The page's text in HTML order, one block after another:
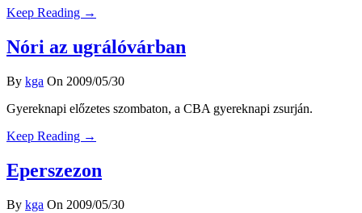
Keep Reading →
Nóri az ugrálóvárban
By kga On 2009/05/30
Gyereknapi előzetes szombaton, a CBA gyereknapi zsurján.
Keep Reading →
Eperszezon
By kga On 2009/05/30